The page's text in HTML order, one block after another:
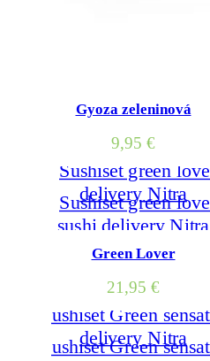
Gyoza zeleninová
9,95 €
Green Lover
21,95 €